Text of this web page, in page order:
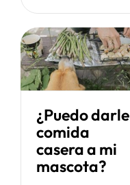
ancestral canina.
Se enfoca en
satisfacer las
necesidades
¿Puedo darle
comida
casera a mi
mascota?